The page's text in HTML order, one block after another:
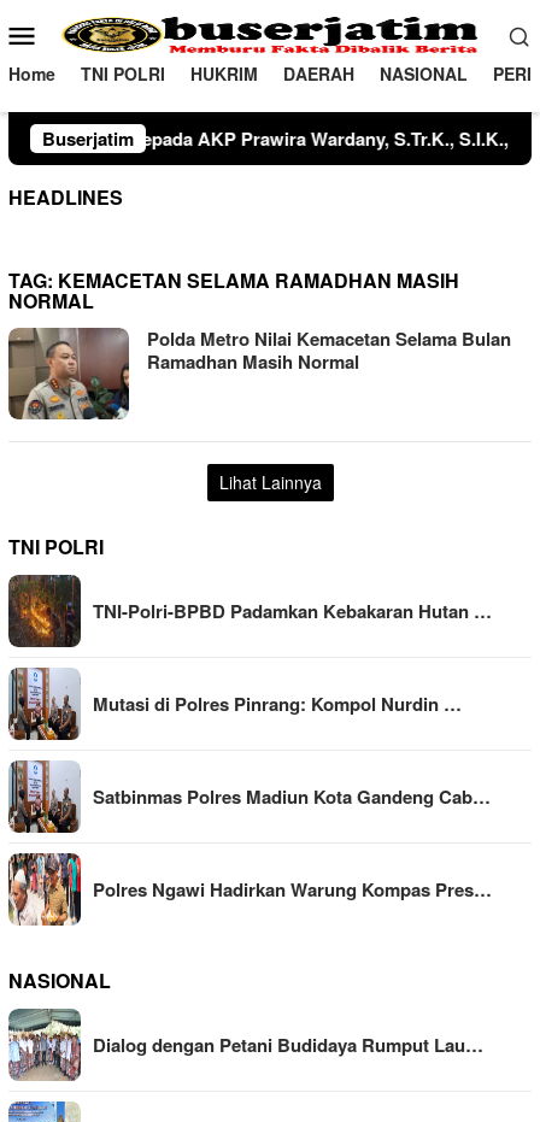
ke
konten
Menu
Mobile
Home TNI POLRI HUKRIM DAERAH NASIONAL
Buserjatim Kasat
HEADLINES
TAG: KEMACETAN SELAMA RAMADHAN MASIH
NORMAL
Polda Metro Nilai Kemacetan Selama Bulan
Ramadhan Masih Normal
Lihat Lainnya
TNI POLRI
TNI-Polri-BPBD Padamkan Kebakaran Hutan …
Mutasi di Polres Pinrang: Kompol Nurdin …
Satbinmas Polres Madiun Kota Gandeng Cab…
Polres Ngawi Hadirkan Warung Kompas Pres…
NASIONAL
Dialog dengan Petani Budidaya Rumput Lau…